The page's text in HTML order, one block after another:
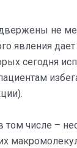
не
явления
сегодня
числе –